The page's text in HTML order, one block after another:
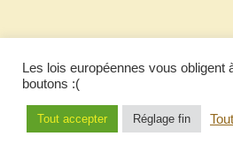
Les lois européennes vous obligent
boutons :(
Tout accepter Réglage fin